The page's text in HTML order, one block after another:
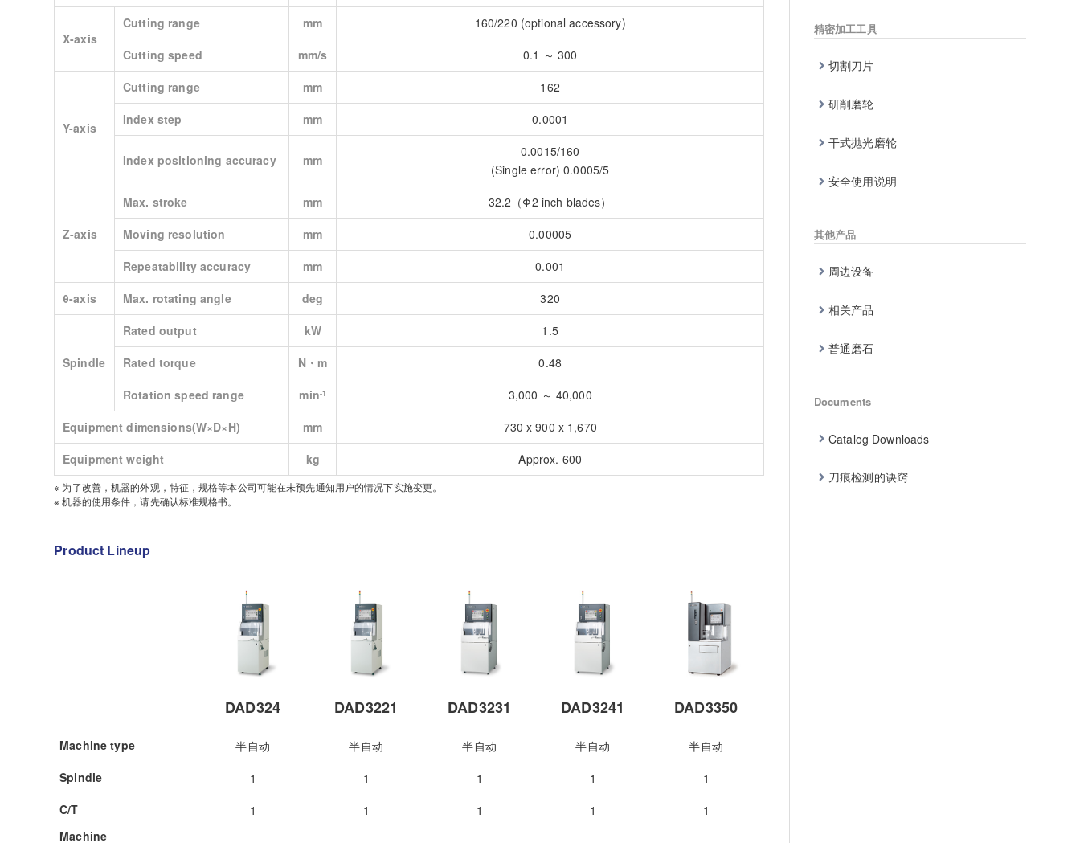
X-axis
Cutting range mm
160/220 (optional accessory)
Cutting speed
mm/s 0.1 ～ 300
Y-axis
Cutting range mm
162
Index step
mm 0.0001
Index positioning accuracy mm
0.0015/160
(Single error) 0.0005/5
Z-axis
Max. stroke mm
32.2（Φ2 inch blades）
Moving resolution
mm
0.00005
Repeatability accuracy
mm
0.001
θ-axis
Max. rotating angle deg 320
Spindle
Rated output kW
1.5
Rated torque
N・m
0.48
Rotation speed range
min‐1
3,000 ～ 40,000
Equipment dimensions(W×D×H)
mm
730 x 900 x 1,670
Equipment weight
kg Approx. 600
※ 为了改善，机器的外观，特征，规格等本公司可能在未预先通知用户的情况下实施变更。
※ 机器的使用条件，请先确认标准规格书。
Product Lineup
Machine type
Spindle
C/T
Machine
DAD324 DAD3221 DAD3231 DAD3241 DAD3350
半自动 半自动 半自动 半自动 半自动
1
1 1 1 1
1
1 1 1 1
精密加工工具
切割刀片
研削磨轮
干式抛光磨轮
安全使用说明
其他产品
周边设备
相关产品
普通磨石
Documents
Catalog Downloads
刀痕检测的诀窍